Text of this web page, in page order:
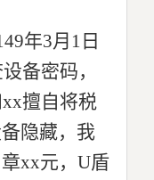
年3月1日
备密码，
擅自将税
隐藏，我
xx元，U盾